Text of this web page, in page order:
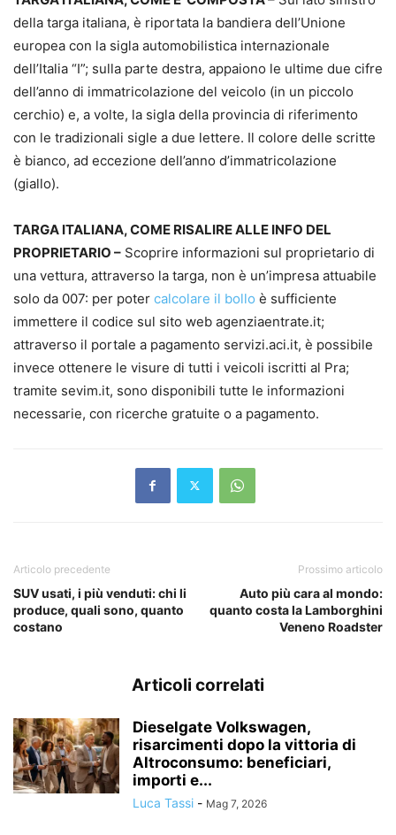
della targa italiana, è riportata la bandiera dell’Unione
europea con la sigla automobilistica internazionale
dell’Italia “I”; sulla parte destra, appaiono le ultime due cifre
dell’anno di immatricolazione del veicolo (in un piccolo
cerchio) e, a volte, la sigla della provincia di riferimento
con le tradizionali sigle a due lettere. Il colore delle scritte
è bianco, ad eccezione dell’anno d’immatricolazione
(giallo).
TARGA ITALIANA, COME RISALIRE ALLE INFO DEL
PROPRIETARIO – Scoprire informazioni sul proprietario di
una vettura, attraverso la targa, non è un’impresa attuabile
solo da 007: per poter calcolare il bollo è sufficiente
immettere il codice sul sito web agenziaentrate.it;
attraverso il portale a pagamento servizi.aci.it, è possibile
invece ottenere le visure di tutti i veicoli iscritti al Pra;
tramite sevim.it, sono disponibili tutte le informazioni
necessarie, con ricerche gratuite o a pagamento.
Articolo precedente
SUV usati, i più venduti: chi li
produce, quali sono, quanto
costano
Prossimo articolo
Auto più cara al mondo:
quanto costa la Lamborghini
Veneno Roadster
Articoli correlati
Dieselgate Volkswagen,
risarcimenti dopo la vittoria di
Altroconsumo: beneficiari,
importi e...
Luca Tassi - Mag 7, 2026